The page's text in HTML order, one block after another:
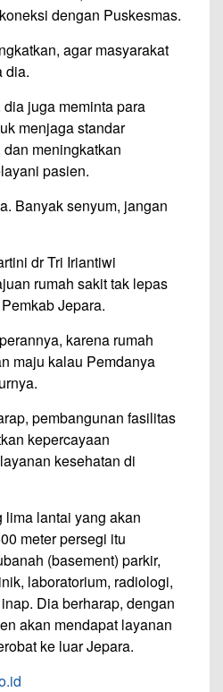
dengan Puskesmas.
agar masyarakat
dia.
juga meminta para
menjaga standar
meningkatkan
pasien.
Banyak senyum, jangan
dr Tri Iriantiwi
rumah sakit tak lepas
Jepara.
karena rumah
maju kalau Pemdanya
pembangunan fasilitas
kepercayaan
kesehatan di
lantai yang akan
meter persegi itu
(basement) parkir,
laboratorium, radiologi,
Dia berharap, dengan
akan mendapat layanan
ke luar Jepara.